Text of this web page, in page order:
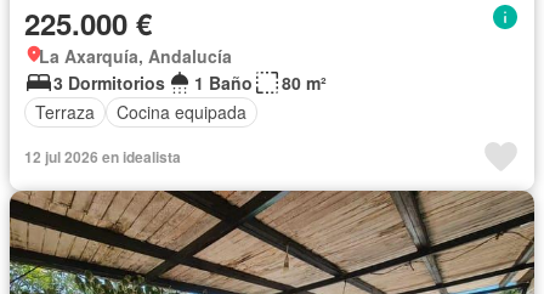
225.000 €
La Axarquía, Andalucía
3 Dormitorios
1 Baño
80 m²
Terraza
Cocina equipada
12 jul 2026 en idealista